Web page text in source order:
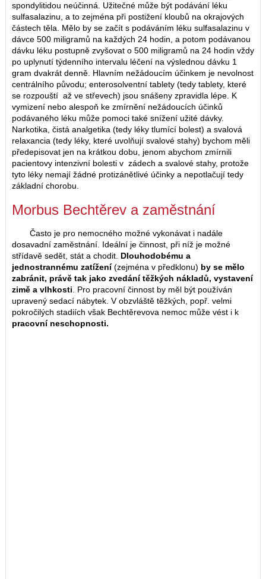
spondylitidou neúčinná. Užitečné může být podávání léku
sulfasalazinu, a to zejména při postižení kloubů na okrajových
částech těla. Mělo by se začít s podáváním léku sulfasalazinu v
dávce 500 miligramů na každých 24 hodin, a potom podávanou
dávku léku postupně zvyšovat o 500 miligramů na 24 hodin vždy
po uplynutí týdenního intervalu léčení na výslednou dávku 1
gram dvakrát denně. Hlavním nežádoucím účinkem je nevolnost
centrálního původu; enterosolventní tablety (tedy tablety, které
se rozpouští až ve střevech) jsou snášeny zpravidla lépe. K
vymizení nebo alespoň ke zmírnění nežádoucích účinků
podávaného léku může pomoci také snížení užité dávky.
Narkotika, čistá analgetika (tedy léky tlumící bolest) a svalová
relaxancia (tedy léky, které uvolňují svalové stahy) bychom měli
předepisovat jen na krátkou dobu, jenom abychom zmírnili
pacientovy intenzivní bolesti v zádech a svalové stahy, protože
tyto léky nemají žádné protizánětlivé účinky a nepotlačují tedy
základní chorobu.
Morbus Bechtěrev a zaměstnání
Často je pro nemocného možné vykonávat i nadále
dosavadní zaměstnání. Ideální je činnost, při níž je možné
střídavě sedět, stát a chodit. Dlouhodobému a
jednostrannému zatížení(zejména v předklonu) by se mělo
zabránit, právě tak jako zvedání těžkých nákladů, vystavení
zimě a vlhkosti. Pro pracovní činnost by měl být používán
upravený sedací nábytek. V obzvláště těžkých, popř. velmi
pokročilých stadiích však Bechtěrevova nemoc může vést i k
pracovní neschopnosti.